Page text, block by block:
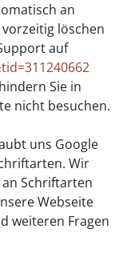
an
löschen
auf
Sie in
nicht besuchen.
uns Google
Wir
Schriftarten
Webseite
weiteren Fragen